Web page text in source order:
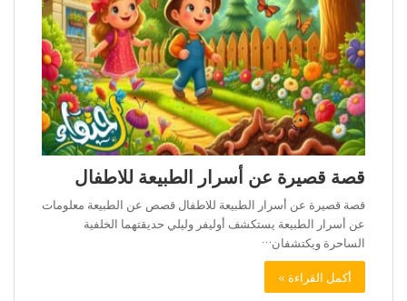
قصة قصيرة عن أسرار الطبيعة للاطفال
قصة قصيرة عن أسرار الطبيعة للاطفال قصص عن الطبيعة معلومات
عن أسرار الطبيعة يستكشف أوليفر وليلي حديقتهما الخلفية
الساحرة ويكتشفان…
أكمل القراءة »